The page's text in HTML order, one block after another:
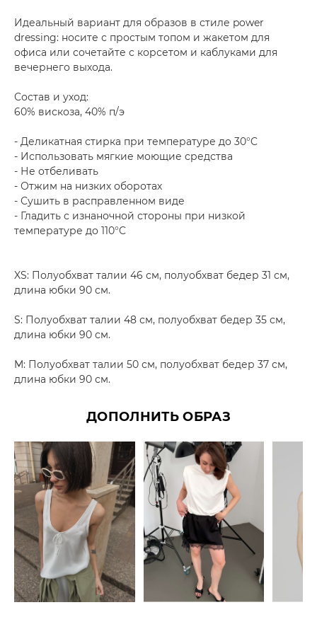
Идеальный вариант для образов в стиле power
dressing: носите с простым топом и жакетом для
офиса или сочетайте с корсетом и каблуками для
вечернего выхода.
Состав и уход:
60% вискоза, 40% п/э
- Деликатная стирка при температуре до 30°C
- Использовать мягкие моющие средства
- Не отбеливать
- Отжим на низких оборотах
- Сушить в расправленном виде
- Гладить с изнаночной стороны при низкой
температуре до 110°C
XS: Полуобхват талии 46 см, полуобхват бедер 31 см,
длина юбки 90 см.
S: Полуобхват талии 48 см, полуобхват бедер 35 см,
длина юбки 90 см.
M: Полуобхват талии 50 см, полуобхват бедер 37 см,
длина юбки 90 см.
ДОПОЛНИТЬ ОБРАЗ